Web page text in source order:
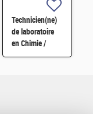
Technicien(ne)
de laboratoire
en Chimie /
Physico-chimie